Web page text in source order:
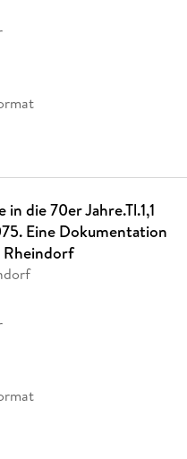
in die 70er Jahre.Tl.1,1
Eine Dokumentation
Rheindorf